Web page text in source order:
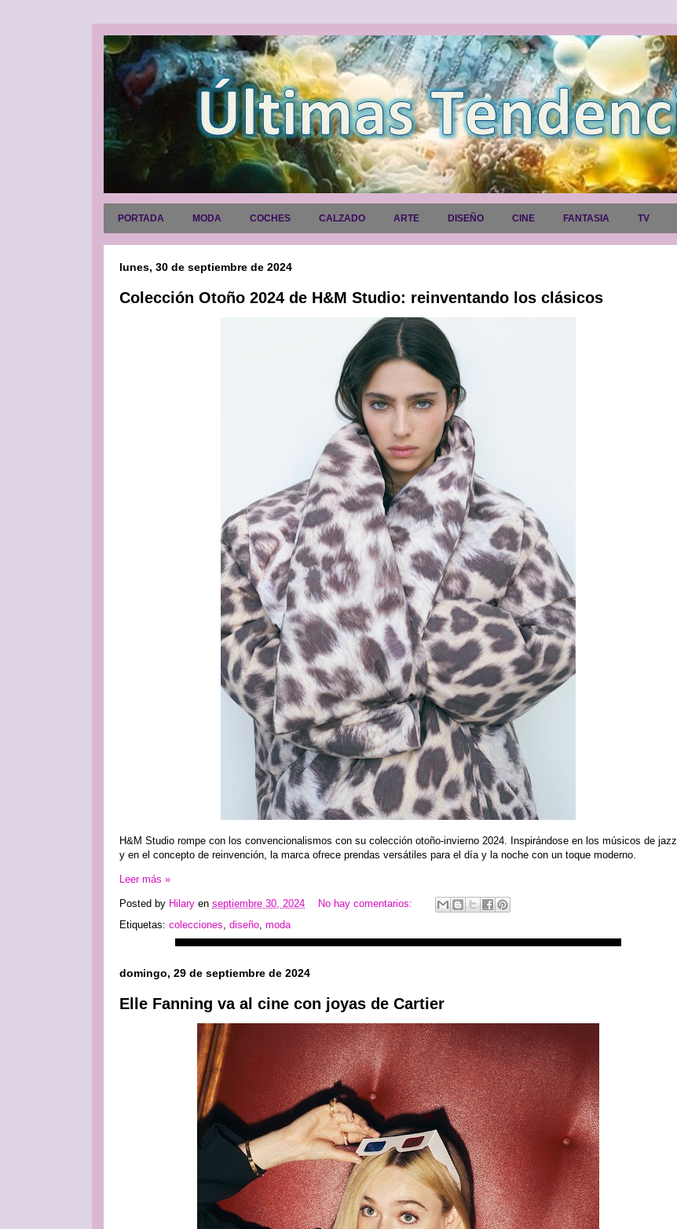
PORTADA MODA COCHES CALZADO ARTE DISEÑO CINE FANTASIA TV
lunes, 30 de septiembre de 2024
Colección Otoño 2024 de H&M Studio: reinventando los clásicos
H&M Studio rompe con los convencionalismos con su colección otoño-invierno 2024. Inspirándose en los músicos de jazz
y en el concepto de reinvención, la marca ofrece prendas versátiles para el día y la noche con un toque moderno.
Leer más »
Posted by Hilary en septiembre 30, 2024
No hay comentarios:
Etiquetas: colecciones, diseño, moda
domingo, 29 de septiembre de 2024
Elle Fanning va al cine con joyas de Cartier